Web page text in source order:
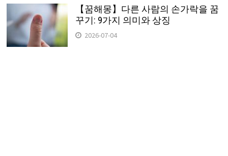
【꿈해몽】다른 사람의 손가락을 꿈
꾸기: 9가지 의미와 상징
2026-07-04